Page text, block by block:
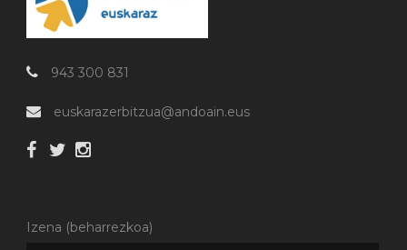
943 300 831
euskarazerbitzua@andoain.eus
Izena (beharrezkoa)